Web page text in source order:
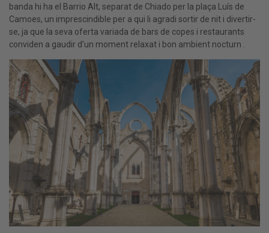
banda hi ha el Barrio Alt, separat de Chiado per la plaça Luís de
Camoes, un imprescindible per a qui li agradi sortir de nit i divertir-
se, ja que la seva oferta variada de bars de copes i restaurants
conviden a gaudir d’un moment relaxat i bon ambient nocturn .